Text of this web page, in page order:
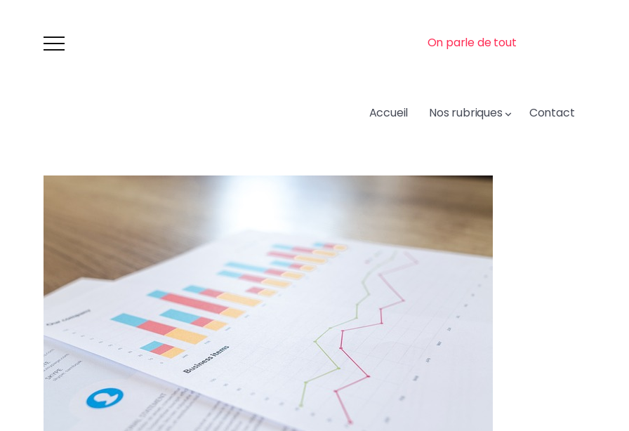
On parle de tout
Accueil Nos rubriques Contact